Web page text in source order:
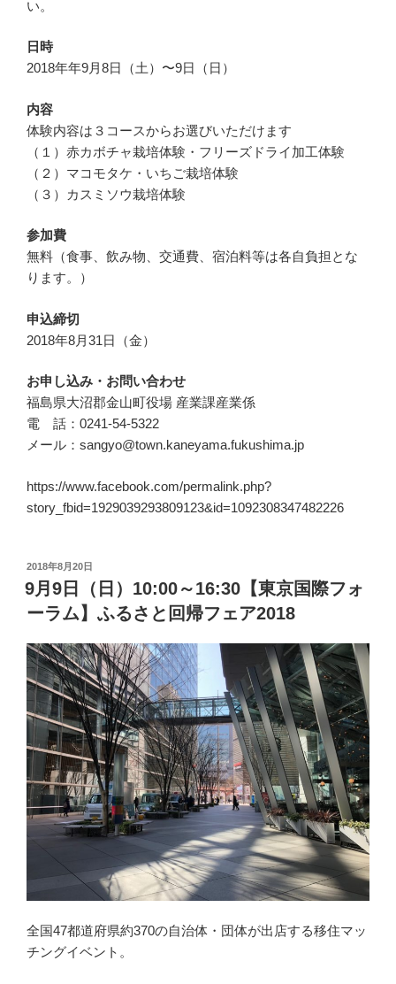
い。
日時
2018年年9月8日（土）〜9日（日）
内容
体験内容は３コースからお選びいただけます
（１）赤カボチャ栽培体験・フリーズドライ加工体験
（２）マコモタケ・いちご栽培体験
（３）カスミソウ栽培体験
参加費
無料（食事、飲み物、交通費、宿泊料等は各自負担とな
ります。）
申込締切
2018年8月31日（金）
お申し込み・お問い合わせ
福島県大沼郡金山町役場 産業課産業係
電 話：0241-54-5322
メール：sangyo@town.kaneyama.fukushima.jp
https://www.facebook.com/permalink.php?
story_fbid=1929039293809123&id=1092308347482226
投
稿
日:
2018年8月20日
9月9日（日）10:00～16:30【東京国際フォ
ーラム】ふるさと回帰フェア2018
全国47都道府県約370の自治体・団体が出店する移住マッ
チングイベント。